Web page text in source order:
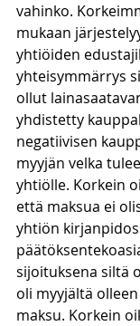
vahinko.
mukaan
yhtiöiden
yhteisymmärrys
ollut
yhdistetty
negatiivisen
myyjän velka
yhtiölle. Korkein
että maksua ei
yhtiön
sijoituksena siltä
oli myyjältä
maksu. Korkein